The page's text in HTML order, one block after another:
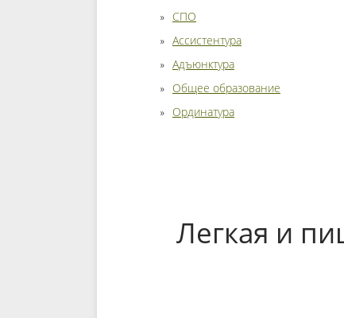
СПО
Ассистентура
Адъюнктура
Общее образование
Ординатура
Легкая и